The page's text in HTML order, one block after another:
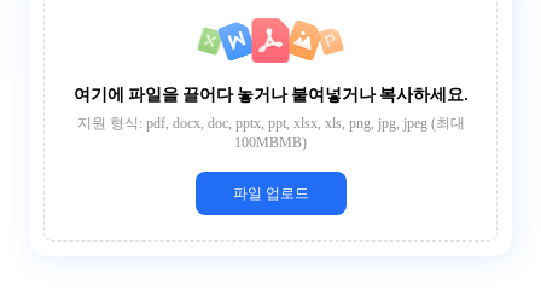
여기에 파일을 끌어다 놓거나 붙여넣거나 복사하세요.
지원 형식: pdf, docx, doc, pptx, ppt, xlsx, xls, png, jpg, jpeg (최대
100MBMB)
파일 업로드